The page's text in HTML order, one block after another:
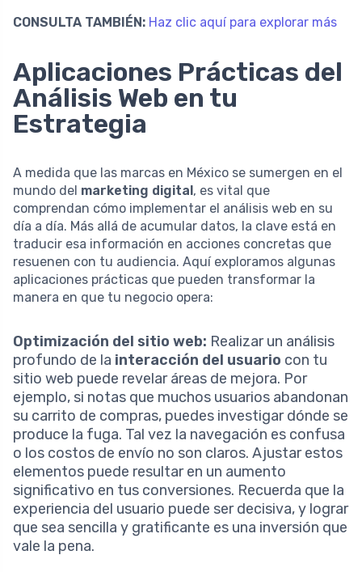
CONSULTA TAMBIÉN: Haz clic aquí para explorar más
Aplicaciones Prácticas del
Análisis Web en tu
Estrategia
A medida que las marcas en México se sumergen en el
mundo del marketing digital , es vital que
comprendan cómo implementar el análisis web en su
día a día. Más allá de acumular datos, la clave está en
traducir esa información en acciones concretas que
resuenen con tu audiencia. Aquí exploramos algunas
aplicaciones prácticas que pueden transformar la
manera en que tu negocio opera:
Optimización del sitio web: Realizar un análisis
profundo de la interacción del usuario con tu
sitio web puede revelar áreas de mejora. Por
ejemplo, si notas que muchos usuarios abandonan
su carrito de compras, puedes investigar dónde se
produce la fuga. Tal vez la navegación es confusa
o los costos de envío no son claros. Ajustar estos
elementos puede resultar en un aumento
significativo en tus conversiones. Recuerda que la
experiencia del usuario puede ser decisiva, y lograr
que sea sencilla y gratificante es una inversión que
vale la pena.